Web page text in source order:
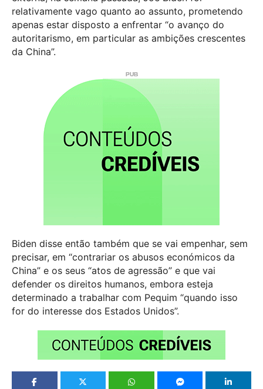
relativamente vago quanto ao assunto, prometendo
apenas estar disposto a enfrentar “o avanço do
autoritarismo, em particular as ambições crescentes
da China”.
Biden disse então também que se vai empenhar, sem
precisar, em “contrariar os abusos económicos da
China” e os seus “atos de agressão” e que vai
defender os direitos humanos, embora esteja
determinado a trabalhar com Pequim “quando isso
for do interesse dos Estados Unidos”.